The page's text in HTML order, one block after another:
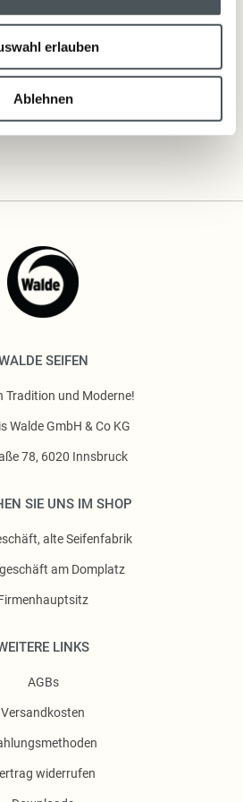
erlauben
Ablehnen
Ausdruck verleihen.
wach.
SEIFEN
Tradition und Moderne!
Walde GmbH & Co KG
78, 6020 Innsbruck
SIE UNS IM SHOP
alte Seifenfabrik
am Domplatz
LINKS
AGBs
Versandkosten
widerrufen